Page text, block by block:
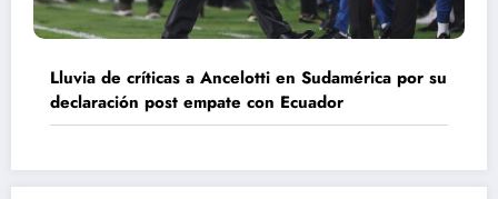
Lluvia de críticas a Ancelotti en Sudamérica por su
declaración post empate con Ecuador